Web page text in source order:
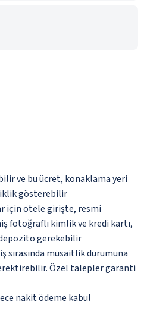
ve bu ücret, konaklama yeri
gösterebilir
için otele girişte, resmi
fotoğraflı kimlik ve kredi kartı,
gerekebilir
müsaitlik durumuna
Özel talepler garanti
nakit ödeme kabul